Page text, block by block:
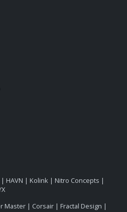
| HAVN | Kolink | Nitro Concepts |
Master | Corsair | Fractal Design |